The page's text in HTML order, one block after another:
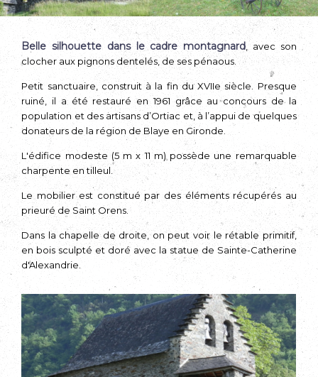
Belle silhouette dans le cadre montagnard , avec son
clocher aux pignons dentelés, de ses pénaous.
Petit sanctuaire, construit à la fin du XVIIe siècle. Presque
ruiné, il a été restauré en 1961 grâce au concours de la
population et des artisans d’Ortiac et, à l’appui de quelques
donateurs de la région de Blaye en Gironde.
L'édifice modeste (5 m x 11 m) possède une remarquable
charpente en tilleul.
Le mobilier est constitué par des éléments récupérés au
prieuré de Saint Orens.
Dans la chapelle de droite, on peut voir le rétable primitif,
en bois sculpté et doré avec la statue de Sainte-Catherine
d'Alexandrie.